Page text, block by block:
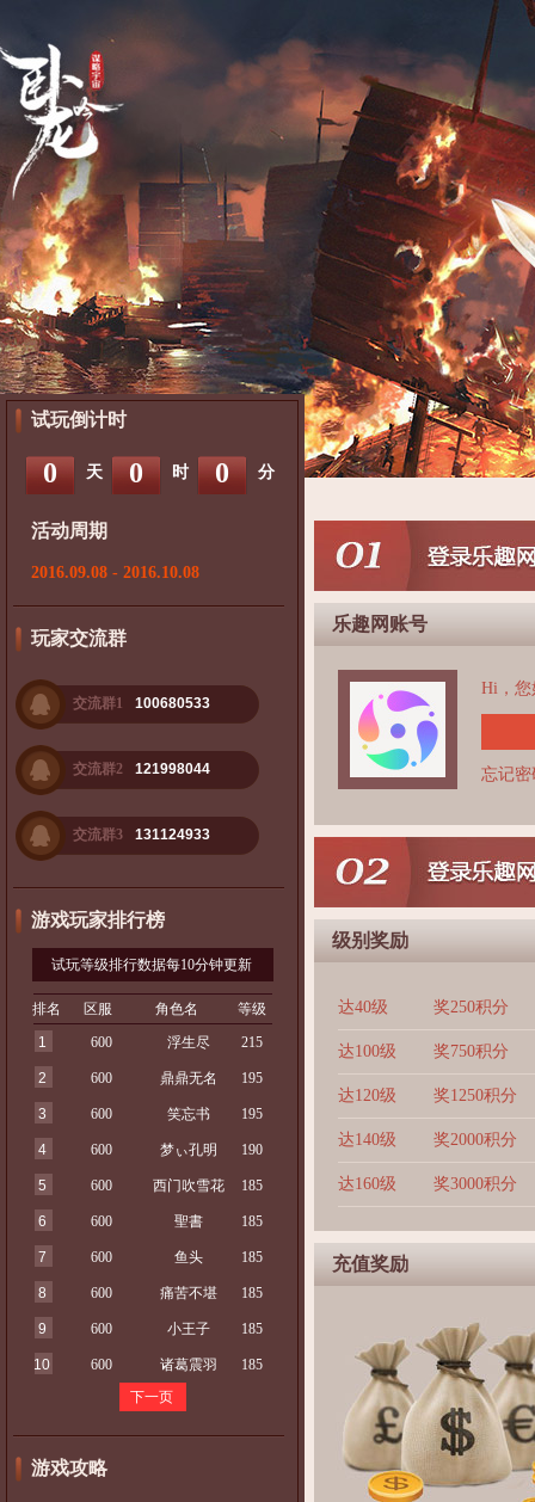
试玩倒计时
0 天 0 时 0 分
活动周期
2016.09.08 - 2016.10.08
玩家交流群
交流群1 100680533
交流群2 121998044
交流群3 131124933
游戏玩家排行榜
试玩等级排行数据每10分钟更新
排名 区服 角色名
等级
1
600 浮生尽 215
2 600 鼎鼎无名 195
3 600 笑忘书 195
4 600 梦ぃ孔明 190
5 600 西门吹雪花 185
6 600 聖書 185
7 600 鱼头 185
8 600 痛苦不堪 185
9 600 小王子 185
10 600 诸葛震羽
185
下一页
游戏攻略
乐趣网账号
Hi，您
忘记密
级别奖励
达40级 奖250积分
达100级 奖750积分
达120级 奖1250积分
达140级 奖2000积分
达160级 奖3000积分
充值奖励